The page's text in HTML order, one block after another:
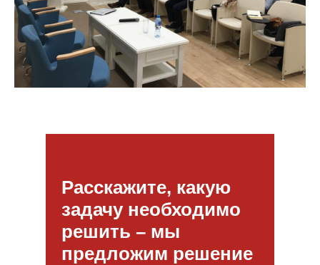
Расскажите, какую
задачу необходимо
решить – мы
предложим решение